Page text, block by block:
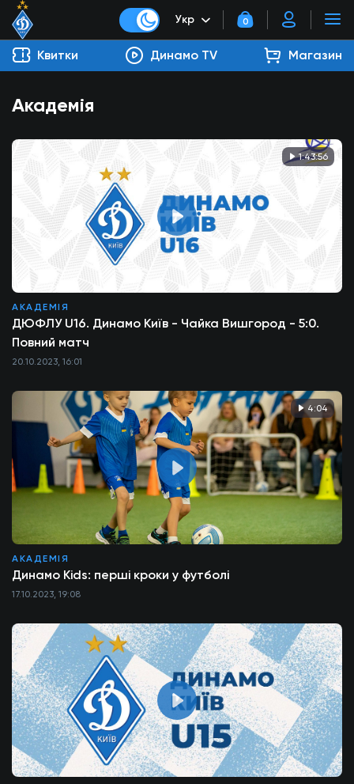
Укр 0
Квитки Динамо TV Магазин
Академія
1:43:56
АКАДЕМІЯ
ДЮФЛУ U16. Динамо Київ - Чайка Вишгород - 5:0.
Повний матч
20.10.2023, 16:01
4:04
АКАДЕМІЯ
Динамо Kids: перші кроки у футболі
17.10.2023, 19:08